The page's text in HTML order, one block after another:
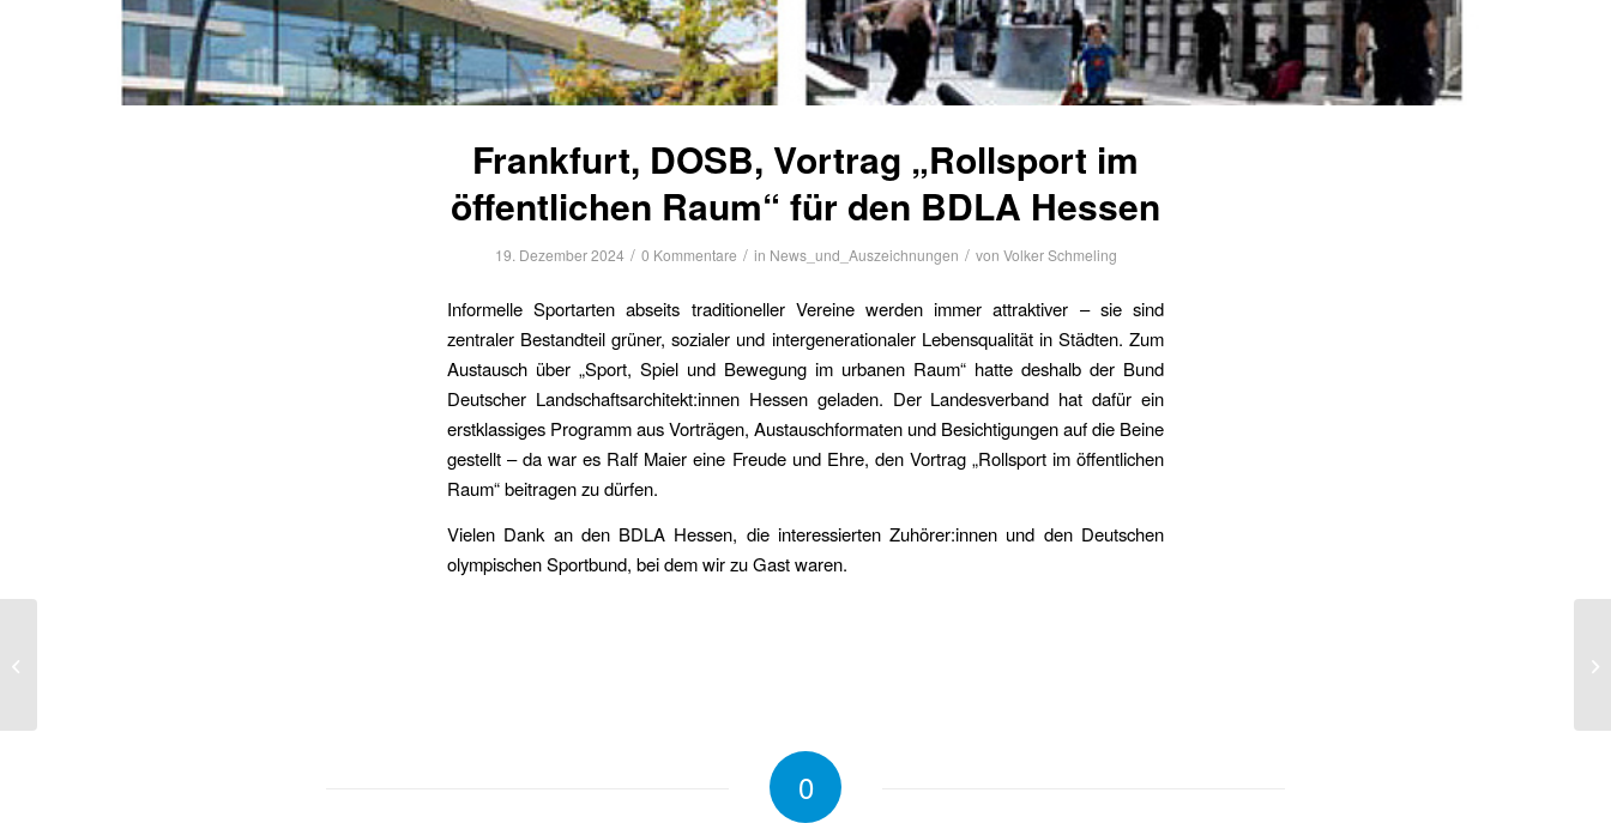
Frankfurt, DOSB, Vortrag „Rollsport im
öffentlichen Raum“ für den BDLA Hessen
19. Dezember 2024 / 0 Kommentare / in News_und_Auszeichnungen / von Volker Schmeling
Informelle Sportarten abseits traditioneller Vereine werden immer attraktiver – sie sind
zentraler Bestandteil grüner, sozialer und intergenerationaler Lebensqualität in Städten. Zum
Austausch über „Sport, Spiel und Bewegung im urbanen Raum“ hatte deshalb der Bund
Deutscher Landschaftsarchitekt:innen Hessen geladen. Der Landesverband hat dafür ein
erstklassiges Programm aus Vorträgen, Austauschformaten und Besichtigungen auf die Beine
gestellt – da war es Ralf Maier eine Freude und Ehre, den Vortrag „Rollsport im öffentlichen
Raum“ beitragen zu dürfen.
Vielen Dank an den BDLA Hessen, die interessierten Zuhörer:innen und den Deutschen
olympischen Sportbund, bei dem wir zu Gast waren.
0